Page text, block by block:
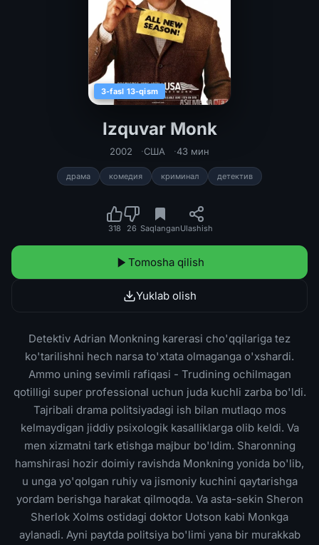
3-fasl 13-qism
Izquvar Monk
Izquvar Monk seriali Barcha
2002 США 43 мин
драма комедия криминал детектив
318 26 SaqlanganUlashish
Tomosha qilish
Yuklab olish
Detektiv Adrian Monkning karerasi cho'qqilariga tez
ko'tarilishni hech narsa to'xtata olmaganga o'xshardi.
Ammo uning sevimli rafiqasi - Trudining ochilmagan
qotilligi super professional uchun juda kuchli zarba bo'ldi.
Tajribali drama politsiyadagi ish bilan mutlaqo mos
kelmaydigan jiddiy psixologik kasalliklarga olib keldi. Va
men xizmatni tark etishga majbur bo'ldim. Sharonning
hamshirasi hozir doimiy ravishda Monkning yonida bo'lib,
u unga yo'qolgan ruhiy va jismoniy kuchini qaytarishga
yordam berishga harakat qilmoqda. Va asta-sekin Sheron
Sherlok Xolms ostidagi doktor Uotson kabi Monkga
aylanadi. Ayni paytda politsiya bo'limi yana bir murakkab